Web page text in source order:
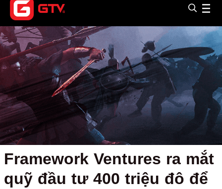
Framework Ventures ra mắt
quỹ đầu tư 400 triệu đô để